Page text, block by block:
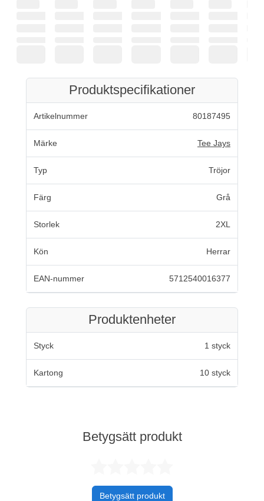
Produktspecifikationer
Artikelnummer 80187495
Märke Tee Jays
Typ Tröjor
Färg Grå
Storlek 2XL
Kön Herrar
EAN-nummer 5712540016377
Produktenheter
Styck 1 styck
Kartong 10 styck
Betygsätt produkt
Betygsätt produkt